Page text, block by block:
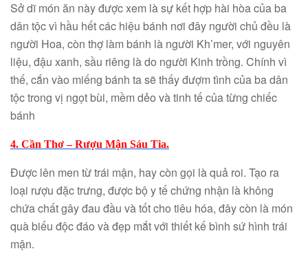
Sở dĩ món ăn này được xem là sự kết hợp hài hòa của ba
dân tộc vì hầu hết các hiệu bánh nơi đây người chủ đều là
người Hoa, còn thợ làm bánh là người Kh’mer, với nguyên
liệu, đậu xanh, sầu riêng là do người Kinh trồng. Chính vì
thế, cắn vào miếng bánh ta sẽ thấy đượm tình của ba dân
tộc trong vị ngọt bùi, mềm dẻo và tinh tế của từng chiếc
bánh
4. Cần Thơ – Rượu Mận Sáu Tia.
Được lên men từ trái mận, hay còn gọi là quả roi. Tạo ra
loại rượu đặc trưng, được bộ y tế chứng nhận là không
chứa chất gây đau đầu và tốt cho tiêu hóa, đây còn là món
quà biếu độc đáo và đẹp mắt với thiết kế bình sứ hình trái
mận.